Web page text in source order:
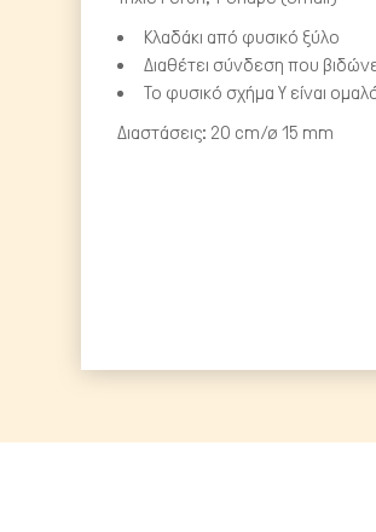
Κλαδάκι από φυσικό ξύλο
Διαθέτει σύνδεση που
Το φυσικό σχήμα Υ είναι
Διαστάσεις: 20 cm/ø 15 mm